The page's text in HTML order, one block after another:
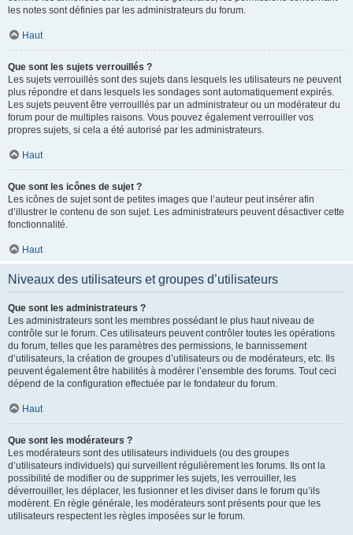
les notes sont définies par les administrateurs du forum.
Haut
Que sont les sujets verrouillés ?
Les sujets verrouillés sont des sujets dans lesquels les utilisateurs ne peuvent
plus répondre et dans lesquels les sondages sont automatiquement expirés.
Les sujets peuvent être verrouillés par un administrateur ou un modérateur du
forum pour de multiples raisons. Vous pouvez également verrouiller vos
propres sujets, si cela a été autorisé par les administrateurs.
Haut
Que sont les icônes de sujet ?
Les icônes de sujet sont de petites images que l’auteur peut insérer afin
d’illustrer le contenu de son sujet. Les administrateurs peuvent désactiver cette
fonctionnalité.
Haut
Niveaux des utilisateurs et groupes d’utilisateurs
Que sont les administrateurs ?
Les administrateurs sont les membres possédant le plus haut niveau de
contrôle sur le forum. Ces utilisateurs peuvent contrôler toutes les opérations
du forum, telles que les paramètres des permissions, le bannissement
d’utilisateurs, la création de groupes d’utilisateurs ou de modérateurs, etc. Ils
peuvent également être habilités à modérer l’ensemble des forums. Tout ceci
dépend de la configuration effectuée par le fondateur du forum.
Haut
Que sont les modérateurs ?
Les modérateurs sont des utilisateurs individuels (ou des groupes
d’utilisateurs individuels) qui surveillent régulièrement les forums. Ils ont la
possibilité de modifier ou de supprimer les sujets, les verrouiller, les
déverrouiller, les déplacer, les fusionner et les diviser dans le forum qu’ils
modèrent. En règle générale, les modérateurs sont présents pour que les
utilisateurs respectent les règles imposées sur le forum.